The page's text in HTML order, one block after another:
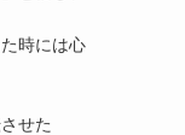
時には心
せた